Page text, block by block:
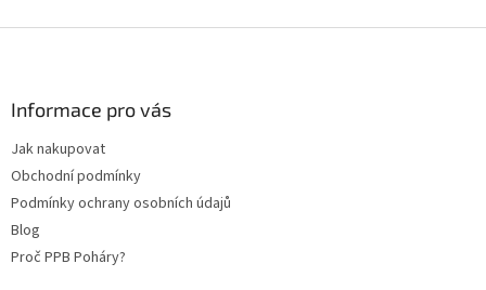
Informace pro vás
Jak nakupovat
Obchodní podmínky
Podmínky ochrany osobních údajů
Blog
Proč PPB Poháry?